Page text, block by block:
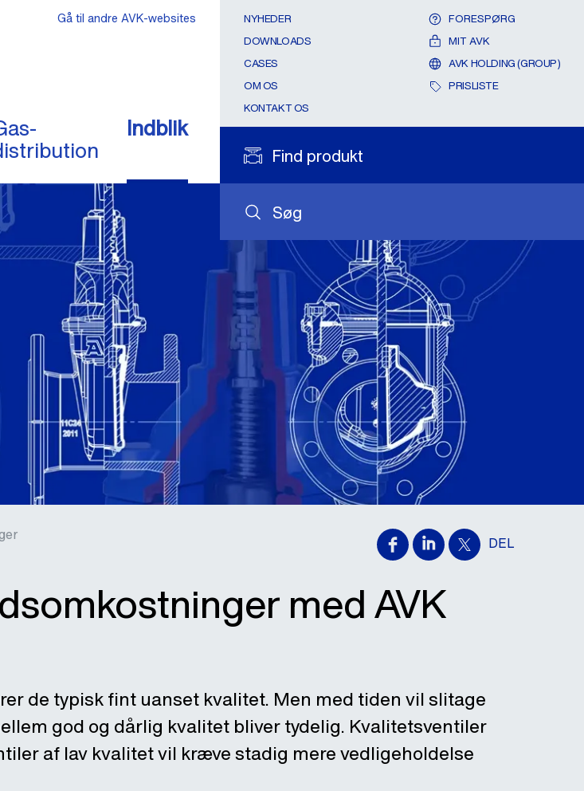
Indblik
Søg
Find produkt
NYHEDER
DOWNLOADS
CASES
OM OS
KONTAKT OS
FORESPØRG
MIT AVK
AVK HOLDING (GROUP)
PRISLISTE
Gå til andre AVK-websites
DEL
med AVK
de typisk fint uanset kvalitet. Men med tiden vil slitage
god og dårlig kvalitet bliver tydelig. Kvalitetsventiler
af lav kvalitet vil kræve stadig mere vedligeholdelse